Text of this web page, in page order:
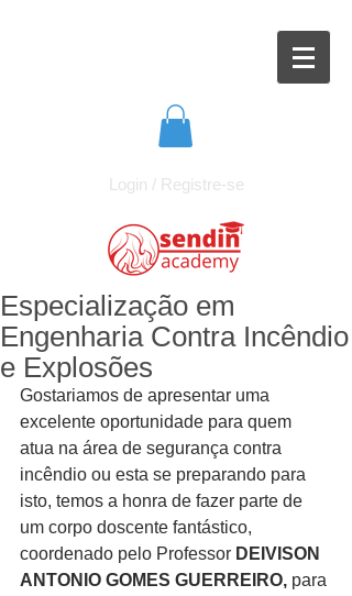
Login / Registre-se
Especialização em
Engenharia Contra Incêndio
e Explosões
Gostariamos de apresentar uma
excelente oportunidade para quem
atua na área de segurança contra
incêndio ou esta se preparando para
isto, temos a honra de fazer parte de
um corpo doscente fantástico,
coordenado pelo Professor DEIVISON
ANTONIO GOMES GUERREIRO, para